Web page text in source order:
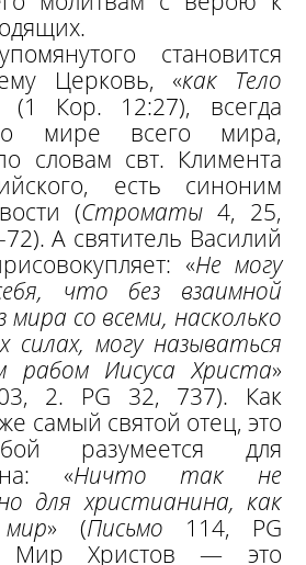
становится
Церковь, «как Тело
(1 Кор. 12:27), всегда
о мире всего мира,
словам свт. Климента
есть синоним
(Строматы 4, 25,
А святитель Василий
«Не могу
что без взаимной
мира со всеми, насколько
силах, могу называться
рабом Иисуса Христа»
2. PG 32, 737). Как
самый святой отец, это
разумеется для
«Ничто так не
для христианина, как
» (Письмо 114, PG
Мир Христов — это